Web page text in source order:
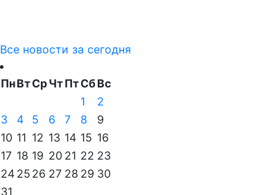
Все новости за сегодня
ПнВтСрЧтПтСбВс
1
2
3
4 5 6 7 8
9
10 11 12 13 14 15 16
17 18 19 20 21 22 23
24 25 26 27 28 29 30
31